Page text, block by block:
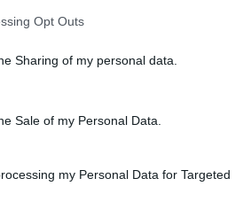
Opt Outs
Sharing of my personal data.
Sale of my Personal Data.
my Personal Data for Targeted